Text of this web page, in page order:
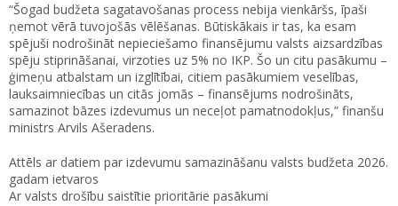
“Šogad budžeta sagatavošanas process nebija vienkāršs, īpaši
ņemot vērā tuvojošās vēlēšanas. Būtiskākais ir tas, ka esam
spējuši nodrošināt nepieciešamo finansējumu valsts aizsardzības
spēju stiprināšanai, virzoties uz 5% no IKP. Šo un citu pasākumu –
ģimeņu atbalstam un izglītībai, citiem pasākumiem veselības,
lauksaimniecības un citās jomās – finansējums nodrošināts,
samazinot bāzes izdevumus un neceļot pamatnodokļus,” finanšu
ministrs Arvils Ašeradens.
Attēls ar datiem par izdevumu samazināšanu valsts budžeta 2026.
gadam ietvaros
Ar valsts drošību saistītie prioritārie pasākumi